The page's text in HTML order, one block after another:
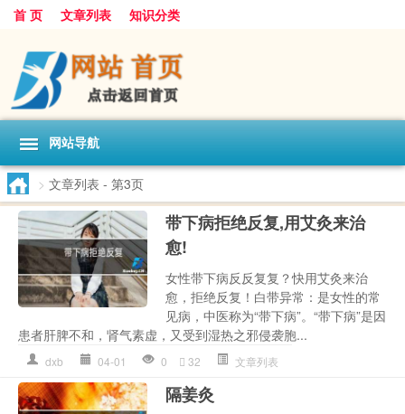
首 页 文章列表 知识分类
网站导航
> 文章列表 - 第3页
带下病拒绝反复,用艾灸来治
愈!
女性带下病反反复复？快用艾灸来治
愈，拒绝反复！白带异常：是女性的常
见病，中医称为“带下病”。“带下病”是因
患者肝脾不和，肾气素虚，又受到湿热之邪侵袭胞...
dxb 04-01 0 32 文章列表
隔姜灸